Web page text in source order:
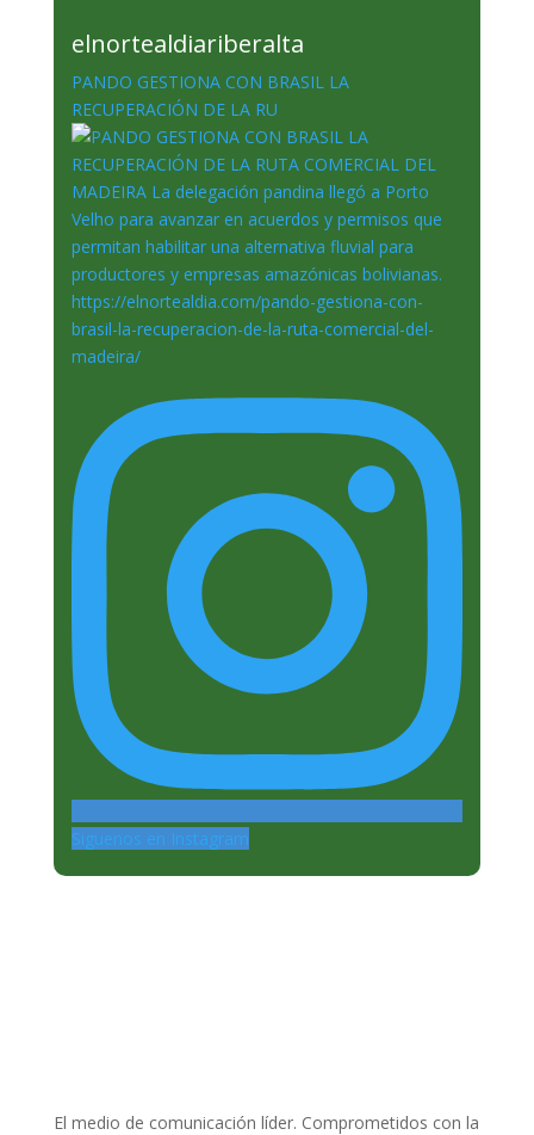
elnortealdiariberalta
PANDO GESTIONA CON BRASIL LA
RECUPERACIÓN DE LA RU
Siguenos en Instagram
El medio de comunicación líder. Comprometidos con la